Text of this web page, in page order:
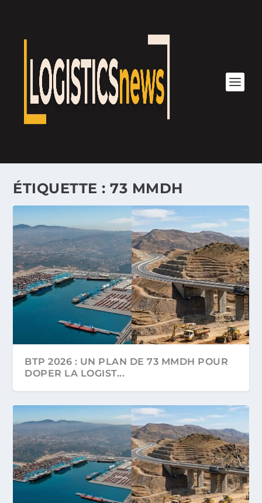
ÉTIQUETTE :73 MMDH
BTP 2026 : UN PLAN DE 73 MMDH POUR
DOPER LA LOGIST...